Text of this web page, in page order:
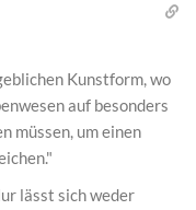
Kunstform, wo
auf besonders
müssen, um einen
lässt sich weder